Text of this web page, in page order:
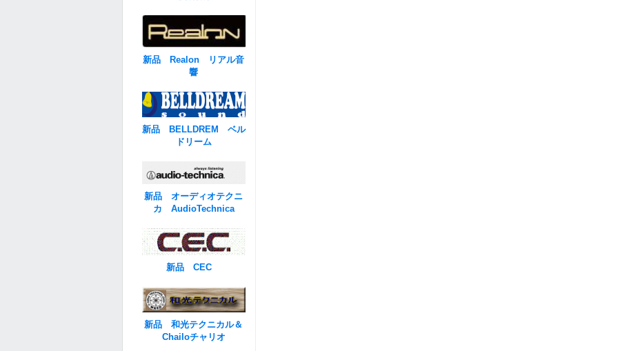
新品 Realon リアル音
響
新品 BELLDREM ベル
ドリーム
新品 オーディオテクニ
カ AudioTechnica
新品 CEC
新品 和光テクニカル＆
Chailoチャリオ